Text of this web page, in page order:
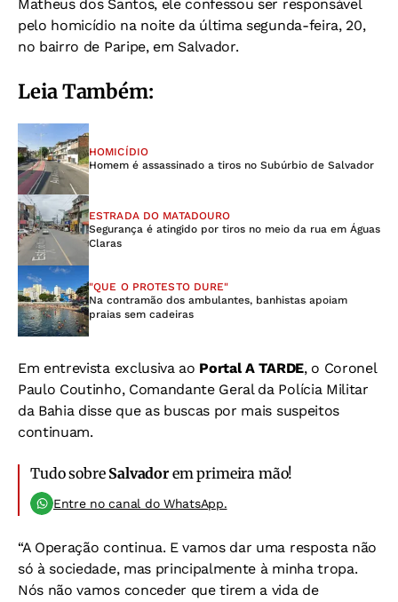
Matheus dos Santos, ele confessou ser responsável
pelo homicídio na noite da última segunda-feira, 20,
no bairro de Paripe, em Salvador.
Leia Também:
HOMICÍDIO
Homem é assassinado a tiros no Subúrbio de Salvador
ESTRADA DO MATADOURO
Segurança é atingido por tiros no meio da rua em Águas
Claras
"QUE O PROTESTO DURE"
Na contramão dos ambulantes, banhistas apoiam
praias sem cadeiras
Em entrevista exclusiva ao Portal A TARDE, o Coronel
Paulo Coutinho, Comandante Geral da Polícia Militar
da Bahia disse que as buscas por mais suspeitos
continuam.
Tudo sobre Salvadorem primeira mão!
Entre no canal do WhatsApp.
“A Operação continua. E vamos dar uma resposta não
só à sociedade, mas principalmente à minha tropa.
Nós não vamos conceder que tirem a vida de